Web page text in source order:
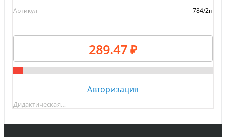
Артикул 784/2н
289.47 ₽
Авторизация
Дидактическая…